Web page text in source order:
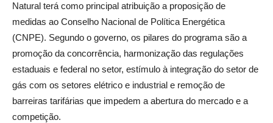
Natural terá como principal atribuição a proposição de
medidas ao Conselho Nacional de Política Energética
(CNPE). Segundo o governo, os pilares do programa são a
promoção da concorrência, harmonização das regulações
estaduais e federal no setor, estímulo à integração do setor de
gás com os setores elétrico e industrial e remoção de
barreiras tarifárias que impedem a abertura do mercado e a
competição.